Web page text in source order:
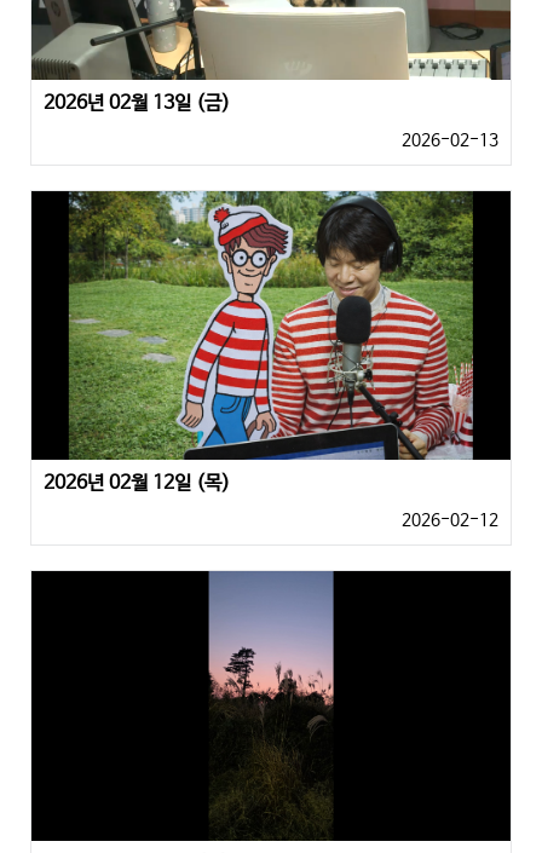
2026년 02월 13일 (금)
2026-02-13
2026년 02월 12일 (목)
2026-02-12